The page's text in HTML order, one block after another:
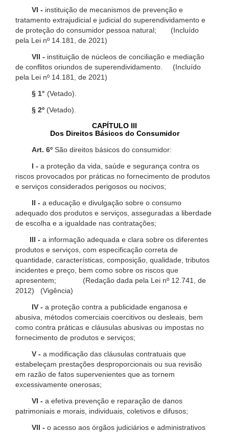
VI - instituição de mecanismos de prevenção e
tratamento extrajudicial e judicial do superendividamento e
de proteção do consumidor pessoa natural; (Incluído
pela Lei nº 14.181, de 2021)
VII - instituição de núcleos de conciliação e mediação
de conflitos oriundos de superendividamento. (Incluído
pela Lei nº 14.181, de 2021)
§ 1° (Vetado).
§ 2º (Vetado).
CAPÍTULO III
Dos Direitos Básicos do Consumidor
Art. 6º São direitos básicos do consumidor:
I - a proteção da vida, saúde e segurança contra os
riscos provocados por práticas no fornecimento de produtos
e serviços considerados perigosos ou nocivos;
II - a educação e divulgação sobre o consumo
adequado dos produtos e serviços, asseguradas a liberdade
de escolha e a igualdade nas contratações;
III - a informação adequada e clara sobre os diferentes
produtos e serviços, com especificação correta de
quantidade, características, composição, qualidade, tributos
incidentes e preço, bem como sobre os riscos que
apresentem; (Redação dada pela Lei nº 12.741, de
2012) (Vigência)
IV - a proteção contra a publicidade enganosa e
abusiva, métodos comerciais coercitivos ou desleais, bem
como contra práticas e cláusulas abusivas ou impostas no
fornecimento de produtos e serviços;
V - a modificação das cláusulas contratuais que
estabeleçam prestações desproporcionais ou sua revisão
em razão de fatos supervenientes que as tornem
excessivamente onerosas;
VI - a efetiva prevenção e reparação de danos
patrimoniais e morais, individuais, coletivos e difusos;
VII - o acesso aos órgãos judiciários e administrativos